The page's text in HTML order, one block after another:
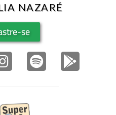
NAZARÉ
se